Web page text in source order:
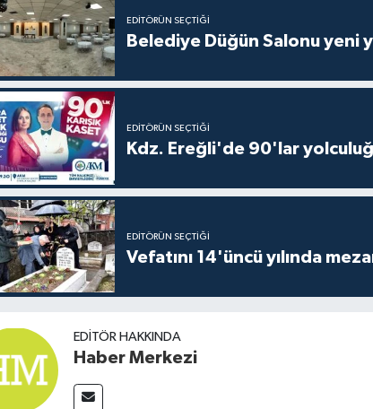
EDITÖRÜN SEÇTIĞI
Belediye Düğün Salonu yeni
EDITÖRÜN SEÇTIĞI
Kdz. Ereğli'de 90'lar
EDITÖRÜN SEÇTIĞI
Vefatını 14'üncü yılında
EDITÖR HAKKINDA
Haber Merkezi